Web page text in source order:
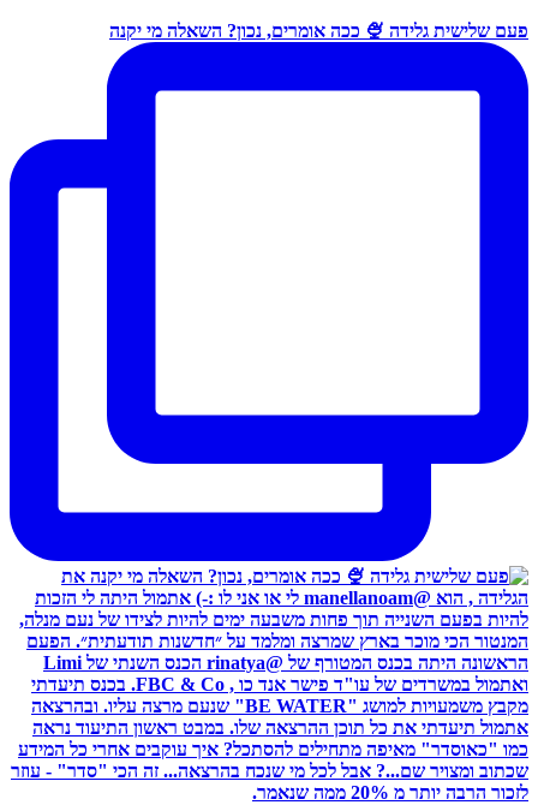
פעם שלישית גלידה 🍨 ככה אומרים, נכון? השאלה מי יקנה